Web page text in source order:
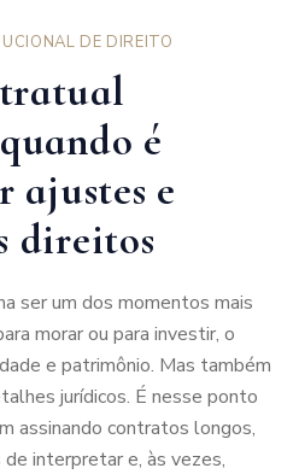
DE DIREITO
é
ajustes e
direitos
ser um dos momentos mais
morar ou para investir, o
e patrimônio. Mas também
jurídicos. É nesse ponto
assinando contratos longos,
interpretar e, às vezes,